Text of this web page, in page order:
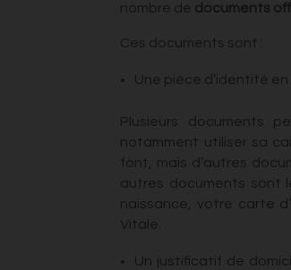
nombre de documents
Ces documents sont :
Une pièce d’identité
Plusieurs documents
notamment utiliser sa
font, mais d’autres
autres documents sont
naissance, votre carte
Vitale.
Un justificatif de